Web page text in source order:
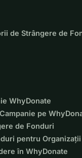
de Strângere de
WhyDonate
pe
de Fonduri
pentru Organizații
în WhyDonate